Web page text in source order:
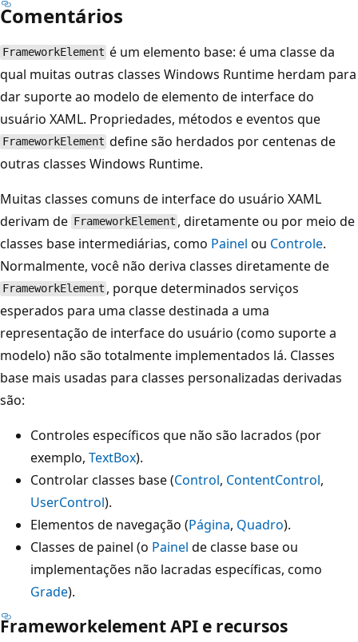
Comentários
FrameworkElement é um elemento base: é uma classe da
qual muitas outras classes Windows Runtime herdam para
dar suporte ao modelo de elemento de interface do
usuário XAML. Propriedades, métodos e eventos que
FrameworkElement define são herdados por centenas de
outras classes Windows Runtime.
Muitas classes comuns de interface do usuário XAML
derivam de FrameworkElement , diretamente ou por meio de
classes base intermediárias, como Painel ou Controle.
Normalmente, você não deriva classes diretamente de
FrameworkElement , porque determinados serviços
esperados para uma classe destinada a uma
representação de interface do usuário (como suporte a
modelo) não são totalmente implementados lá. Classes
base mais usadas para classes personalizadas derivadas
são:
Controles específicos que não são lacrados (por
exemplo, TextBox).
Controlar classes base (Control, ContentControl,
UserControl).
Elementos de navegação (Página, Quadro).
Classes de painel (o Painel de classe base ou
implementações não lacradas específicas, como
Grade).
FrameworkelementAPI e recursos